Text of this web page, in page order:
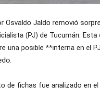
Osvaldo Jaldo removió
(PJ) de Tucumán.
una posible **interna en el
de fichas fue analizado en el